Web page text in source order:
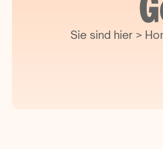
Sie sind hier >